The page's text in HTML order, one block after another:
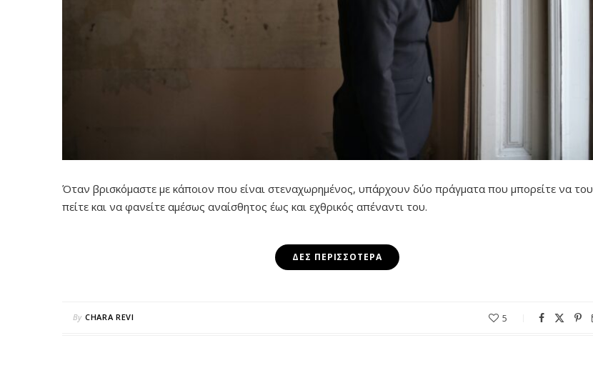
Όταν βρισκόμαστε με κάποιον που είναι στεναχωρημένος, υπάρχουν δύο πράγματα που μπορείτε να του
πείτε και να φανείτε αμέσως αναίσθητος έως και εχθρικός απέναντι του.
ΔΕΣ ΠΕΡΙΣΣΌΤΕΡΑ
By CHARA REVI 5